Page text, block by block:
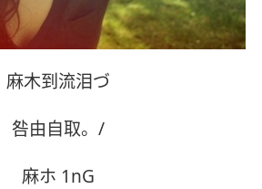
麻木到流泪づ
咎由自取。/
麻ホ 1nG